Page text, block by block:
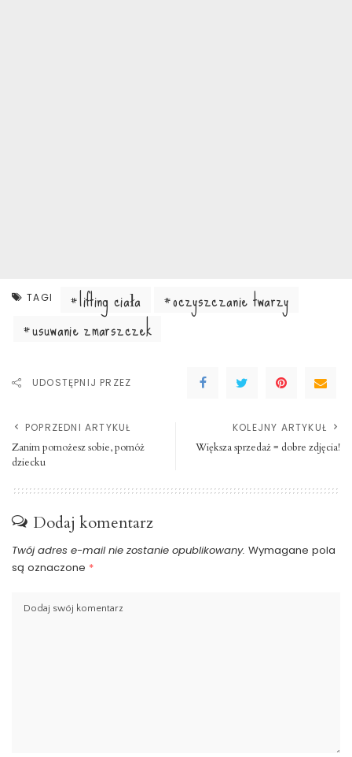
TAGI lifting ciała
oczyszczanie twarzy
usuwanie zmarszczek
UDOSTĘPNIJ PRZEZ
POPRZEDNI ARTYKUŁ
Zanim pomożesz sobie, pomóż
dziecku
KOLEJNY ARTYKUŁ
Większa sprzedaż = dobre zdjęcia!
Dodaj komentarz
Twój adres e-mail nie zostanie opublikowany. Wymagane pola
są oznaczone *